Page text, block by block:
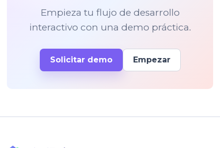
Empieza tu flujo de desarrollo
interactivo con una demo práctica.
Solicitar demo Empezar